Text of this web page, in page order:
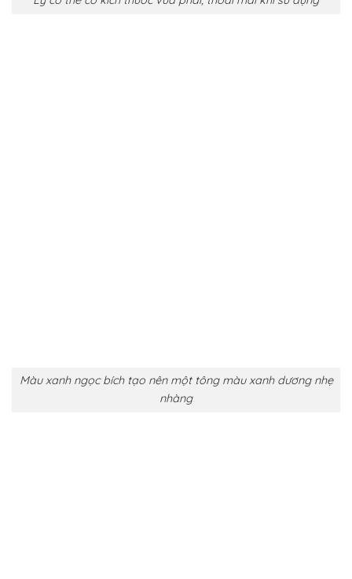
Màu xanh ngọc bích tạo nên một tông màu xanh dương nhẹ
nhàng